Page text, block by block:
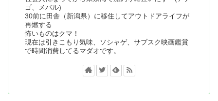
ゴ、メバル)
30前に田舎（新潟県）に移住してアウトドアライフが
再燃する
怖いものはクマ！
現在は引きこもり気味、ソシャゲ、サブスク映画鑑賞
で時間消費してるマダオです。